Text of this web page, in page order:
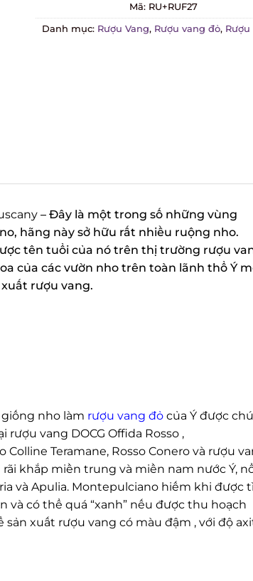
Mã:RU+RUF27
Danh mục:Rượu Vang,Rượu vang đỏ,Rượu
– Đây là một trong số những vùng
hãng này sở hữu rất nhiều ruộng nho.
tên tuổi của nó trên thị trường rượu
của các vườn nho trên toàn lãnh thổ Ý
rượu vang.
nho làmrượu vang đỏcủa Ý được chú
vang DOCG Offida Rosso ,
Teramane, Rosso Conero và rượu
khắp miền trung và miền nam nước Ý, nổi
và Apulia. Montepulciano hiếm khi được
có thể quá “xanh” nếu được thu hoạch
xuất rượu vang có màu đậm , với độ axit